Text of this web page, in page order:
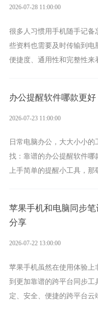
2026-07-28 11:00:00
很多人习惯用手机随手记备
些资料也需要及时传输到电
便捷度、通用性和完整性来
办公提醒软件哪款更
2026-07-23 11:00:00
日常电脑办公，大大小小
找：靠谱的办公提醒软件
上手简单的提醒小工具，那
苹果手机和电脑同步
分享
2026-07-22 13:00:00
苹果手机虽然在使用体验
到更加靠谱的跨平台同步工
定、安全、便捷的跨平台云